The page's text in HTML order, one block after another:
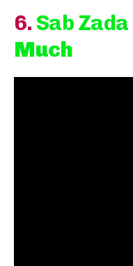
6. Sab Zada
Much